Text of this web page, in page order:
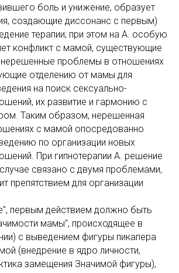
боль и унижение, образует
создающие диссонанс с первым)
терапии; при этом на А. особую
конфликт с мамой, существующие
проблемы в отношениях
отделению от мамы для
на поиск сексуально-
их развитие и гармонию с
Таким образом, нерешенная
с мамой опосредованно
по организации новых
При гипнотерапии А. решение
связано с двумя проблемами,
препятствием для организации
первым действием должно быть
мамы", происходящее в
с выведением фигуры пикапера
(внедрение в ядро личности,
замещения Значимой фигуры),